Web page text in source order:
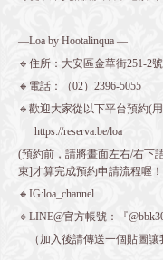
—Loa by Hootalinqua —
🔹住所：大安區金華街251-2號
🔸電話：（02）2396-5055
🔹歡迎大家從以下平台預約(
https://reserva.be/loa
(預約前，請將畫面左右/右下
束]才算完成預約申請流程喔！
🔸IG:loa_channel
🔹LINE@官方帳號：『
（加入後請傳送一個貼圖讓